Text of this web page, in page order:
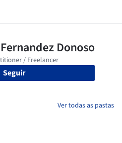
Seguir
Ver todas as pastas